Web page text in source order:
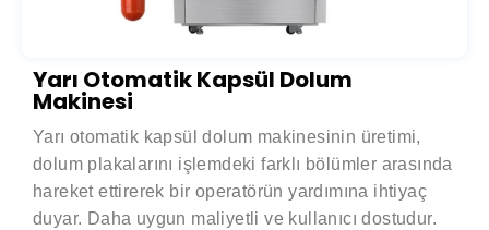
Yarı Otomatik Kapsül Dolum
Makinesi
Yarı otomatik kapsül dolum makinesinin üretimi,
dolum plakalarını işlemdeki farklı bölümler arasında
hareket ettirerek bir operatörün yardımına ihtiyaç
duyar. Daha uygun maliyetli ve kullanıcı dostudur.